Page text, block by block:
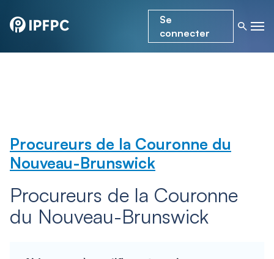
Se
connecter
Procureurs de la Couronne du
Nouveau-Brunswick
Procureurs de la Couronne
du Nouveau-Brunswick